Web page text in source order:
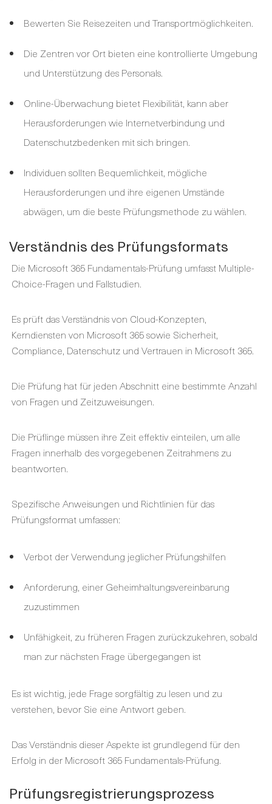
Bewerten Sie Reisezeiten und Transportmöglichkeiten.
Die Zentren vor Ort bieten eine kontrollierte Umgebung
und Unterstützung des Personals.
Online-Überwachung bietet Flexibilität, kann aber
Herausforderungen wie Internetverbindung und
Datenschutzbedenken mit sich bringen.
Individuen sollten Bequemlichkeit, mögliche
Herausforderungen und ihre eigenen Umstände
abwägen, um die beste Prüfungsmethode zu wählen.
Verständnis des Prüfungsformats
Die Microsoft 365 Fundamentals-Prüfung umfasst Multiple-
Choice-Fragen und Fallstudien.
Es prüft das Verständnis von Cloud-Konzepten,
Kerndiensten von Microsoft 365 sowie Sicherheit,
Compliance, Datenschutz und Vertrauen in Microsoft 365.
Die Prüfung hat für jeden Abschnitt eine bestimmte Anzahl
von Fragen und Zeitzuweisungen.
Die Prüflinge müssen ihre Zeit effektiv einteilen, um alle
Fragen innerhalb des vorgegebenen Zeitrahmens zu
beantworten.
Spezifische Anweisungen und Richtlinien für das
Prüfungsformat umfassen:
Verbot der Verwendung jeglicher Prüfungshilfen
Anforderung, einer Geheimhaltungsvereinbarung
zuzustimmen
Unfähigkeit, zu früheren Fragen zurückzukehren, sobald
man zur nächsten Frage übergegangen ist
Es ist wichtig, jede Frage sorgfältig zu lesen und zu
verstehen, bevor Sie eine Antwort geben.
Das Verständnis dieser Aspekte ist grundlegend für den
Erfolg in der Microsoft 365 Fundamentals-Prüfung.
Prüfungsregistrierungsprozess